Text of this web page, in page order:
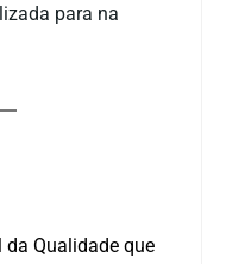
para na
Qualidade que